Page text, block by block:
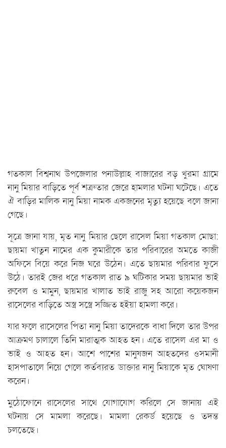
গতকাল বিশ্বনাথ উপজেলার পনাউল্লাহ বাজারের বড় খুরমা গ্রামে
নানু মিয়ার বাড়িতে পূর্ব শত্রুতার জেরে হামলার ঘটনা ঘটেছে। এতে
ঐ বাড়ির মালিক নানু মিয়া নামক একজনের মৃত্যু হয়েছে বলে জানা
গেছে।
সূত্রে জানা যায়, মৃত নানু মিয়ার ছেলে রাসেল মিয়া গতকাল মোছা:
ছায়মা খাতুন নামের এক কুমারীকে তার পরিবারের অমতে কাজী
অফিসে বিয়ে করে নিজ ঘরে উঠেন। এতে ছায়মার পরিবার ফুসে
উঠে। তারই জের ধরে গতকাল রাত ৯ ঘটিকার সময় ছায়মার ভাই
রুবেল ও মামুন, ছায়মার খালাত ভাই রাজু সহ আরো কয়েকজন
রাসেলের বাড়িতে অস্ত্র সস্ত্রে সজ্জিত হইয়া হামলা করে।
যার ফলে রাসেলের পিতা নানু মিয়া তাদেরকে বাধা দিলে তার উপর
আক্রমণ চালালে তিনি মারাত্মক আহত হন। এতে রাসেল এর মা ও
ভাই ও আহত হন। আশে পাশের মানুষজন আহতদের ওসমানী
হাসপাতালে নিয়ে গেলে কর্তব্যরত ডাক্তার নানু মিয়াকে মৃত ঘোষণা
করেন।
মুঠোফোনে রাসেলের সাথে যোগাযোগ করিলে সে জানায় এই
ঘটনায় সে মামলা করেছে। মামলা রেকর্ড হয়েছে ও তদন্ত
চলতেছে।